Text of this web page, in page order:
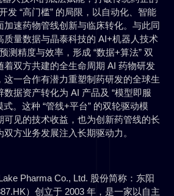
发 “高门槛” 的局限，以自动化、智能
加速药物管线创新与临床转化。与此同
质量数据与晶泰科技的 AI+机器人技术
测精度与效率，形成 “数据+算法” 双
着双方共建的全生命周期 AI 药物研发
这一合作有潜力重塑制药研发的全球生
据资产转化为 AI 产品及 “模型即服
。这种 “管线+平台” 的双轮驱动模
可见的技术收益，也为创新药管线的长
方业务发展注入长期驱动力。
Pharma Co., Ltd. 股份简称：东阳
）创立于 2003 年，是一家以自主